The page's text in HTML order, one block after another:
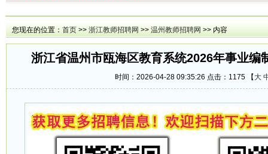
您现在的位置： 首页 >> 浙江教师招聘网 >> 温州教师招聘网 >> 内容
浙江省温州市瓯海区教育系统2026年事业编
时间：2026-04-28 09:35:26 点击： 1175 【 大